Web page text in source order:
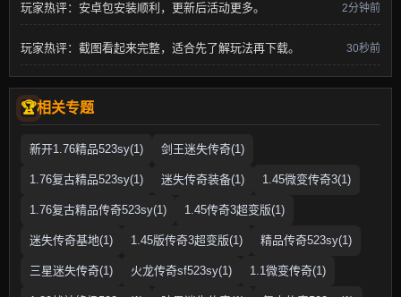
玩家热评：安卓包安装顺利，更新后活动更多。 2分钟前
玩家热评：截图看起来完整，适合先了解玩法再下载。 30秒前
相关专题
新开1.76精品523sy(1) 剑王迷失传奇(1)
1.76复古精品523sy(1) 迷失传奇装备(1) 1.45微变传奇3(1)
1.76复古精品传奇523sy(1) 1.45传奇3超变版(1)
迷失传奇基地(1) 1.45版传奇3超变版(1) 精品传奇523sy(1)
三星迷失传奇(1) 火龙传奇sf523sy(1) 1.1微变传奇(1)